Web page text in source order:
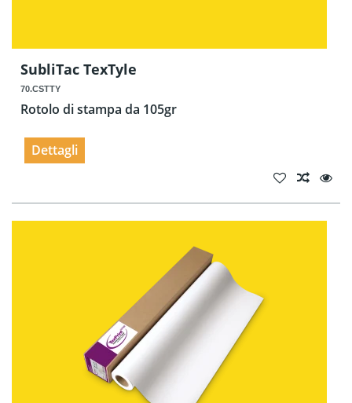
SubliTac TexTyle
70.CSTTY
Rotolo di stampa da 105gr
Dettagli